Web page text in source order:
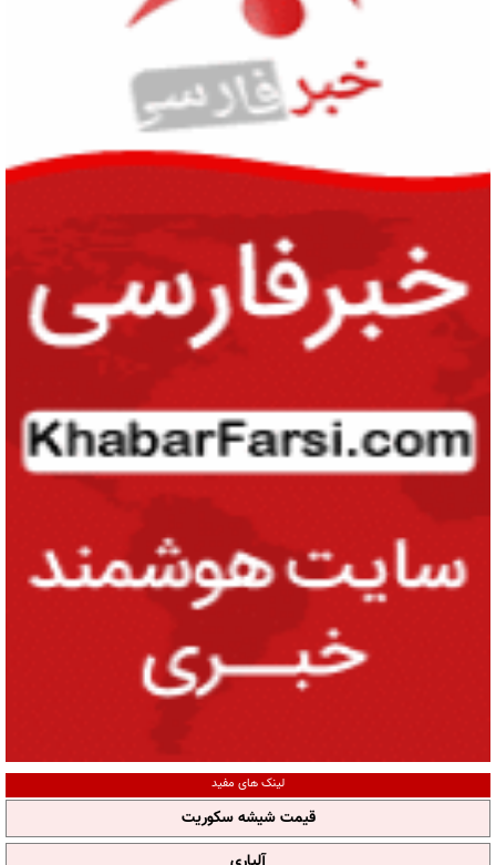
لینک های مفید
قیمت شیشه سکوریت